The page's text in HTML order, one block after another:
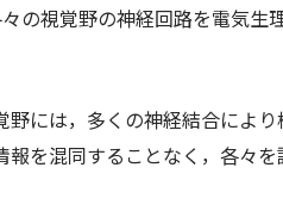
の視覚野の神経回路を電気生
には，多くの神経結合によ
を混同することなく，各々